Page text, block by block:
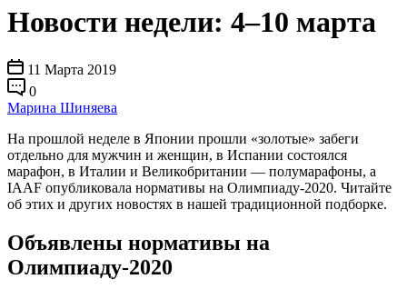
Новости недели: 4–10 марта
11 Марта 2019
0
Марина Шиняева
На прошлой неделе в Японии прошли «золотые» забеги
отдельно для мужчин и женщин, в Испании состоялся
марафон, в Италии и Великобритании — полумарафоны, а
IAAF опубликовала нормативы на Олимпиаду-2020. Читайте
об этих и других новостях в нашей традиционной подборке.
Объявлены нормативы на
Олимпиаду-2020